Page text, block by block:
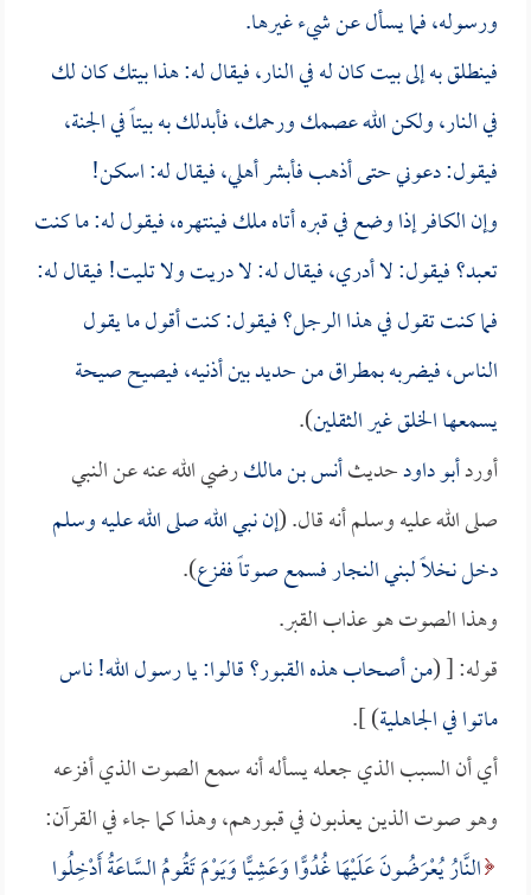
ورسوله، فما يسأل عن شيء غيرها.
فينطلق به إلى بيت كان له في النار، فيقال له: هذا بيتك كان لك
في النار، ولكن الله عصمك ورحمك، فأبدلك به بيتاً في الجنة،
فيقول: دعوني حتى أذهب فأبشر أهلي، فيقال له: اسكن!
وإن الكافر إذا وضع في قبره أتاه ملك فينتهره، فيقول له: ما كنت
تعبد؟ فيقول: لا أدري، فيقال له: لا دريت ولا تليت! فيقال له:
فما كنت تقول في هذا الرجل؟ فيقول: كنت أقول ما يقول
الناس، فيضربه بمطراق من حديد بين أذنيه، فيصيح صيحة
يسمعها الخلق غير الثقلين).
أوردأبو داودحديثأنس بن مالكرضي الله عنه عن النبي
صلى الله عليه وسلم أنه قال. (إن نبي الله صلى الله عليه وسلم
دخل نخلاً لبني النجار فسمع صوتاً ففزع).
وهذا الصوت هو عذاب القبر.
قوله: [ (من أصحاب هذه القبور؟ قالوا: يا رسول الله! ناس
ماتوا في الجاهلية) ].
أي أن السبب الذي جعله يسأله أنه سمع الصوت الذي أفزعه
وهو صوت الذين يعذبون في قبورهم، وهذا كما جاء في القرآن:
النَّارُ يُعْرَضُونَ عَلَيْهَا غُدُوًّا وَعَشِيًّا وَيَوْمَ تَقُومُ السَّاعَةُ أَدْخِلُوا